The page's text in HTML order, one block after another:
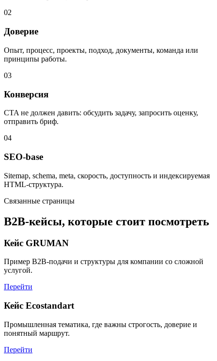
02
Доверие
Опыт, процесс, проекты, подход, документы, команда или
принципы работы.
03
Конверсия
CTA не должен давить: обсудить задачу, запросить оценку,
отправить бриф.
04
SEO-base
Sitemap, schema, meta, скорость, доступность и индексируемая
HTML-структура.
Связанные страницы
B2B-кейсы, которые стоит посмотреть
Кейс GRUMAN
Пример B2B-подачи и структуры для компании со сложной
услугой.
Перейти
Кейс Ecostandart
Промышленная тематика, где важны строгость, доверие и
понятный маршрут.
Перейти